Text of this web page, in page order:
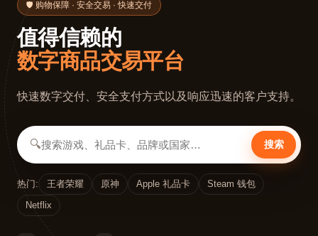
🛡 购物保障 · 安全交易 · 快速交付
值得信赖的
数字商品交易平台
快速数字交付、安全支付方式以及响应迅速的客户支持。
🔍 搜索
热门: 王者荣耀 原神 Apple 礼品卡
Steam 钱包
Netflix